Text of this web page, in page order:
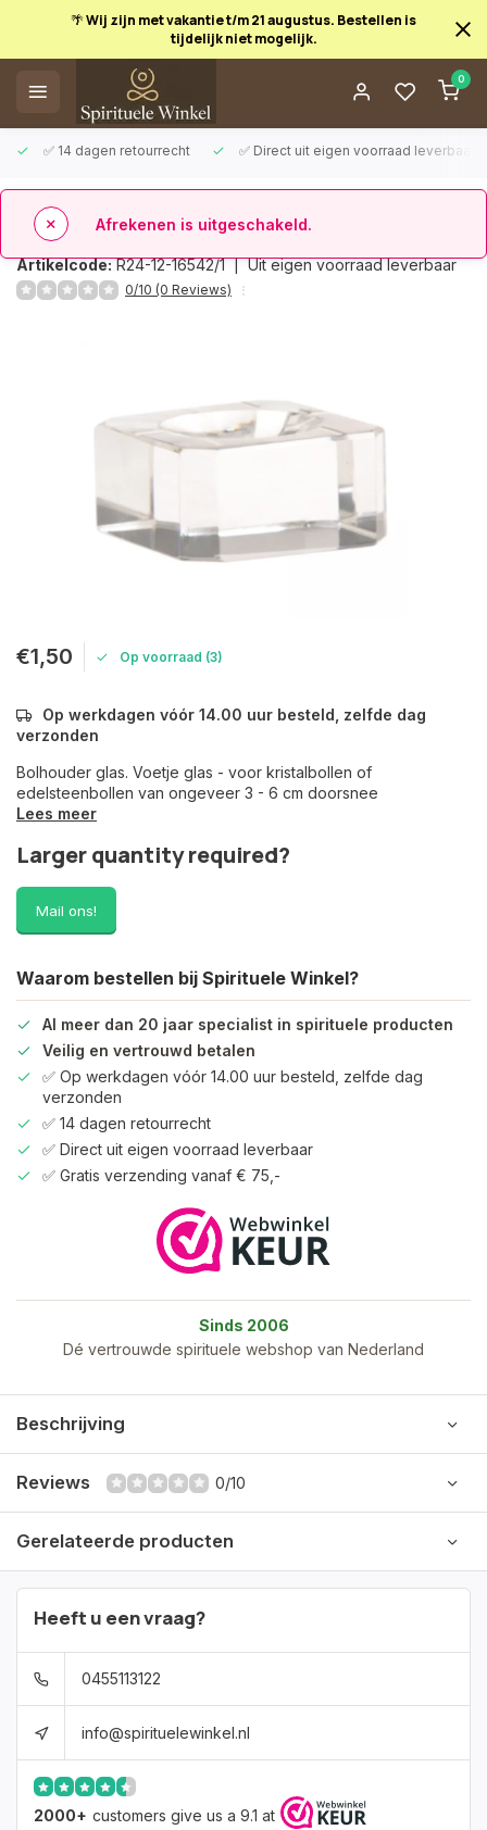
🌴 Wij zijn met vakantie t/m 21 augustus. Bestellen is
tijdelijk niet mogelijk.
0
✅ 14 dagen retourrecht ✅ Direct uit eigen voorraad leverbaar
Afrekenen is uitgeschakeld.
Bolhouder glas
Artikelcode:R24-12-16542/1 |Uit eigen voorraad leverbaar
0/10 (0 Reviews)
€1,50 Op voorraad (3)
Op werkdagen vóór 14.00 uur besteld, zelfde dag
verzonden
Bolhouder glas. Voetje glas - voor kristalbollen of
edelsteenbollen van ongeveer 3 - 6 cm doorsnee
Lees meer
Larger quantity required?
Mail ons!
Waarom bestellen bij Spirituele Winkel?
Al meer dan 20 jaar specialist in spirituele producten
Veilig en vertrouwd betalen
✅ Op werkdagen vóór 14.00 uur besteld, zelfde dag
verzonden
✅ 14 dagen retourrecht
✅ Direct uit eigen voorraad leverbaar
✅ Gratis verzending vanaf € 75,-
Sinds 2006
Dé vertrouwde spirituele webshop van Nederland
Beschrijving
Reviews 0/10
Gerelateerde producten
Heeft u een vraag?
0455113122
info@spirituelewinkel.nl
2000+ customers give us a 9.1 at